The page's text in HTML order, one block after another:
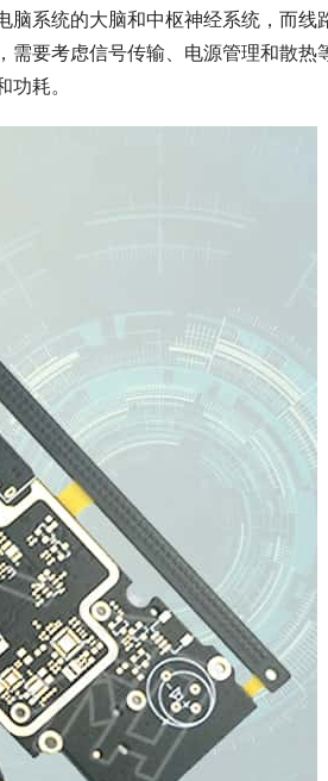
脑系统的大脑和中枢神经系统，而线
需要考虑信号传输、电源管理和散热
耗。